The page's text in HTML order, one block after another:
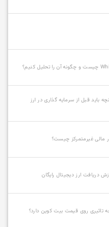
باید قبل از سرمایه گذاری در ارز
دریافت ارز دیجیتال رایگان
روی قیمت بیت کوین دارد؟